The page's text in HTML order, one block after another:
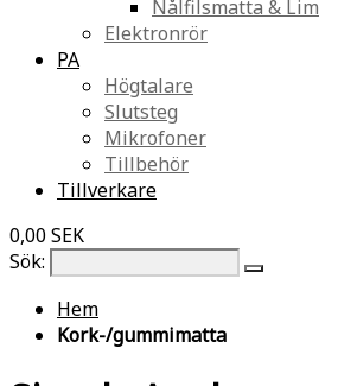
Nålfilsmatta & Lim
Elektronrör
PA
Högtalare
Slutsteg
Mikrofoner
Tillbehör
Tillverkare
0,00 SEK
Sök:
Hem
Kork-/gummimatta